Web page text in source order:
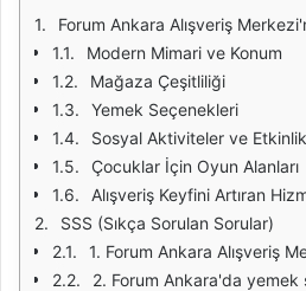
Forum Ankara Alışveriş
Modern Mimari ve Konum
Mağaza Çeşitliliği
Yemek Seçenekleri
Sosyal Aktiviteler ve
Çocuklar İçin Oyun Alanları
Alışveriş Keyfini Artıran
SSS (Sıkça Sorulan Sorular)
1. Forum Ankara Alışveriş
2. Forum Ankara'da